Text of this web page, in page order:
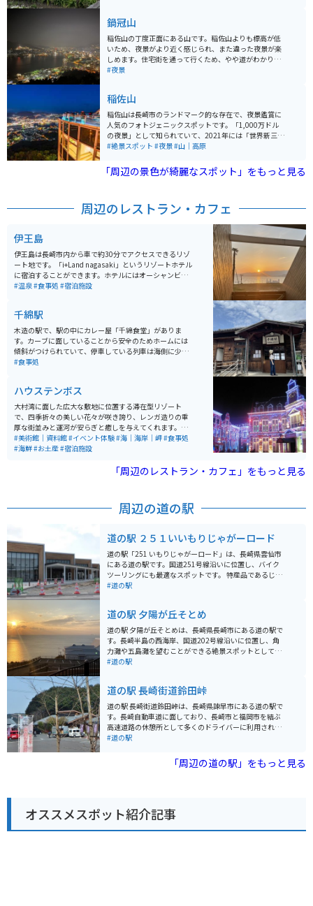
られた園内は、いつどこを切り取っても絵になる空間と
なっています。園内には、「この石に触れて願い事をす
れば恋が叶う」などの恋愛成就にまつわる伝説があるハ
ートストーンもあり、7月中旬から10月初旬には洋館群
がライトアップされ、ロマンチックな雰囲気を味わうこ
特有の坂の多い地形にあり、動く歩道やエスカレーター
を設け、回遊道路を整備しているため、年代を問わずに
親しまれています。グラバー邸は長崎で最も古い木造洋
風建築物であり、坂本龍馬や伊藤俊輔などの歴史的な人
物が出入りした建物です。
鍋冠山
稲佐山の丁度正面にある山です。稲佐山よりも標高が低
いため、夜景がより近く感じられ、また違った夜景が楽
しめます。住宅街を通って行くため、やや道がわかりづ
らいかもしれません。展望台と自販機しかなく、食事処
#夜景
稲佐山
稲佐山は長崎市のランドマーク的な存在で、夜景鑑賞に
人気のフォトジェニックスポットです。「1,000万ドル
の夜景」として知られていて、2021年には「世界新三大
夜景」に選ばれました。また、「夜景サミット2022 in札
に再認定されました。 標高333mの稲佐山山頂にある展
望台は照明を散りばめたフロアが幻想的な空間を演出し
ため、景色だけではなくお食事も楽しめます。
#絶景スポット #夜景#山｜高原
「周辺の景色が綺麗なスポット」をもっと見る
周辺のレストラン・カフェ
伊王島
伊王島は長崎市内から車で約30分でアクセスできるリゾ
ート地です。「i+Land nagasaki」というリゾートホテル
に宿泊することができます。ホテルにはオーシャンビュ
ーのバルコニーやファミリールーム、プレイキッズラン
しめます。 伊王島は魚介類に恵まれた場所で「いを」ま
たは「海神」の名前が由来とされています。かつては炭
鉱業で栄えていましたが、現在はリゾート地となってい
ます。
#温泉#食事処 #宿泊施設
千綿駅
木造の駅で、駅の中にカレー屋「千綿食堂」がありま
す。カーブに面していることから安全のためホームには
傾斜がつけられていて、停車している列車は海側に少し
傾いた状態になるとういうユニークな駅で、日本でもこ
#食事処
ハウステンボス
大村湾に面した広大な敷地に位置する滞在型リゾート
で、四季折々の美しい花々が咲き誇り、レンガ造りの重
厚な街並みと運河が安らぎと癒しを与えてくれます。日
本一広いテーマパークとして、ヨーロッパのような街並
み、石畳、運河、街と自然が調和した「美しい街」が特
中で、目いっぱい遊ぶこともゆっくりと宿泊することも
プ、アミューズメント施設、ホテル、美術館などがあ
り、本格的なリゾートライフを満喫することができま
#美術館｜資料館#イベント体験#海｜海岸｜岬#食事処
#海鮮#お土産#宿泊施設
「周辺のレストラン・カフェ」をもっと見る
周辺の道の駅
道の駅 ２５１いいもりじゃがーロード
道の駅「251 いもりじゃがーロード」は、長崎県雲仙市
にある道の駅です。国道251号線沿いに位置し、バイク
ツーリングにも最適なスポットです。 特産品であるじゃ
がいもを使ったコロッケやソフトクリーム、地元産の新
雲仙岳は、1990年から1995年にかけて噴火活動が活発
だった活火山で、今もなお噴気をあげています。平成新
山ネイチャーセンターでは、雲仙岳の噴火の歴史や、周
辺の自然環境について学ぶことができます。仁田峠から
は、雲仙岳や有明海を一望でき、絶景を楽しむことがで
料駐車場にバイクを停めることができます。また、道の
駅にはトイレや休憩スペースも完備されているので、ツ
ーリングの休憩場所としても最適です。 周辺には、温泉
施設もあるので、ツーリングで疲れた体を癒すのにも最
適です。小浜温泉は、橘湾に面した歴史ある温泉街で、
海を眺めながら温泉を楽しむことができます。雲仙温泉
温泉を楽しむことができます。 お土産には、じゃがいも
る際は注意が必要です。また、冬期は路面が凍結する可
#道の駅
道の駅 夕陽が丘そとめ
道の駅 夕陽が丘そとめは、長崎県長崎市にある道の駅で
す。長崎半島の西海岸、国道202号線沿いに位置し、角
力灘や五島灘を望むことができる絶景スポットとして知
られています。 夕陽の名所としても有名で、水平線に沈
や、レストラン、カフェなどがあります。 バイクで訪れ
る場合、駐車場も広く、休憩場所としても最適です。周
辺には、伊王島、高島、軍艦島など、観光スポットも点
在しており、ツーリングの拠点としてもおすすめです。
長崎ならではの海の幸や、夕陽を眺めながらの食事を楽
#道の駅
道の駅 長崎街道鈴田峠
道の駅 長崎街道鈴田峠は、長崎県諫早市にある道の駅で
す。長崎自動車道に面しており、長崎市と福岡市を結ぶ
高速道路の休憩所として多くのドライバーに利用されて
います。 この道の駅は、標高280mの高台に位置してお
きます。特に夜景は美しく、デートコースとしても人気
適な場所です。 長崎街道鈴田峠は、景色を楽しむのはも
ちろん、地元の文化や食に触れることもできる道の駅で
す。
#道の駅
「周辺の道の駅」をもっと見る
オススメスポット紹介記事